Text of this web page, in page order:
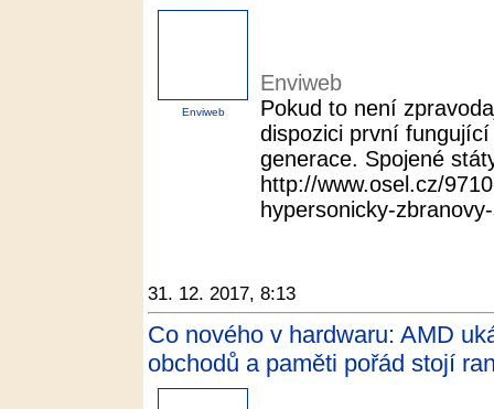
Enviweb
Enviweb
Pokud to není
dispozici první
generace. Spojené
http://www.osel.cz/
hypersonicky-
31. 12. 2017, 8:13
Co nového v hardwaru: AMD
obchodů a paměti pořád stojí